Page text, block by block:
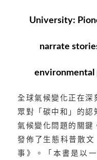
University:
narrate
全球氣候變化正在深
眾對「碳中和」的認
氣候變化問題的關鍵
發佈了生態科普散文
事》。「本書是以